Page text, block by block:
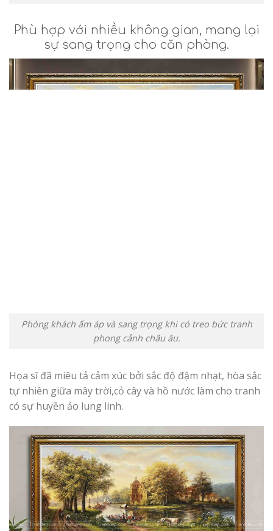
Phù hợp với nhiều không gian, mang lại
sự sang trọng cho căn phòng.
Phòng khách ấm áp và sang trọng khi có treo bức tranh
phong cảnh châu âu.
Họa sĩ đã miêu tả cảm xúc bởi sắc độ đậm nhạt, hòa sắc
tự nhiên giữa mây trời,cỏ cây và hồ nước làm cho tranh
có sự huyền ảo lung linh.